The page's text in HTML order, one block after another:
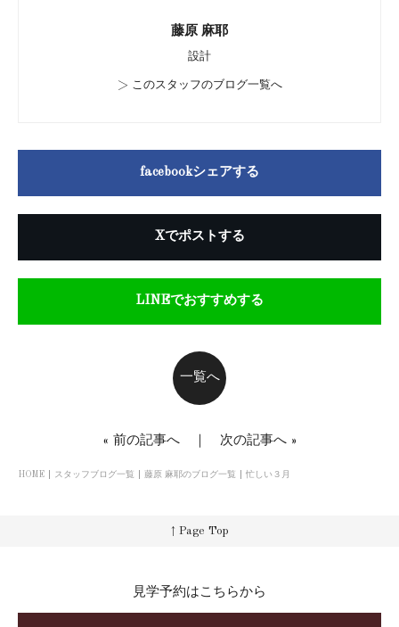
藤原 麻耶
設計
> このスタッフのブログ一覧へ
facebookシェアする
Xでポストする
LINEでおすすめする
一覧へ
« 前の記事へ｜ 次の記事へ»
HOME スタッフブログ一覧 藤原 麻耶のブログ一覧 忙しい３月
↑ Page Top
見学予約はこちらから